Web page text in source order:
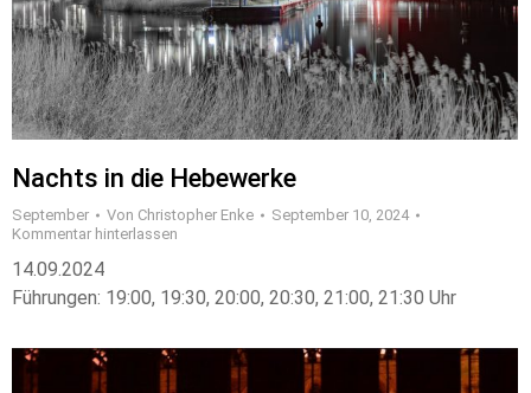
Nachts in die Hebewerke
September Von Christopher Enke
September 10, 2024
Kommentar hinterlassen
14.09.2024
Führungen: 19:00, 19:30, 20:00, 20:30, 21:00, 21:30 Uhr